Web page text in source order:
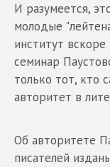
И разумеется,
молодые
институт
семинар
только тот, кто
авторитет в
Об авторитете
писателей